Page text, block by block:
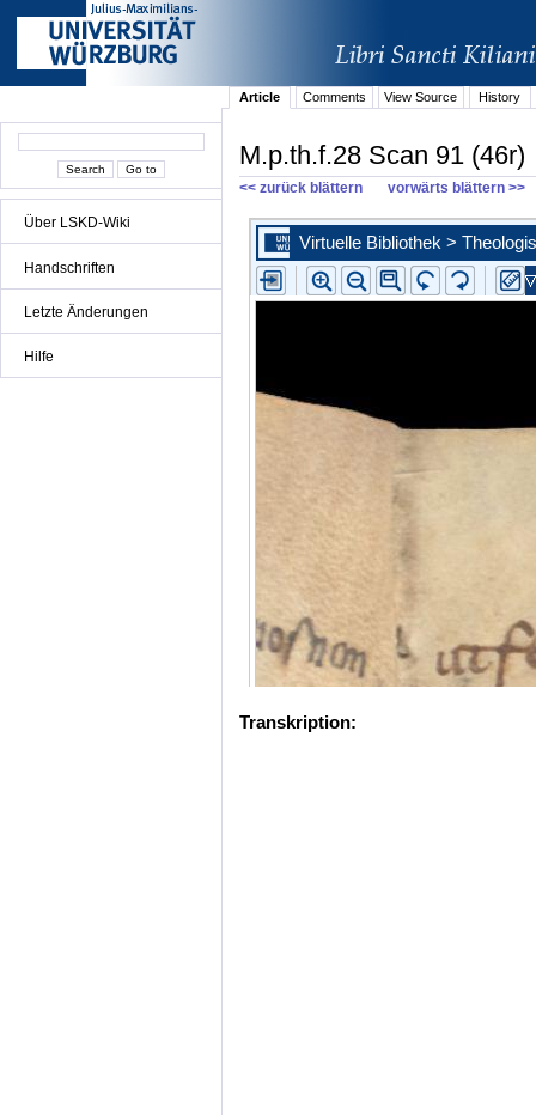
Über LSKD-Wiki
Handschriften
Letzte Änderungen
Hilfe
Article Comments View Source History
M.p.th.f.28 Scan 91 (46r)
<< zurück blättern vorwärts blättern >>
Transkription: